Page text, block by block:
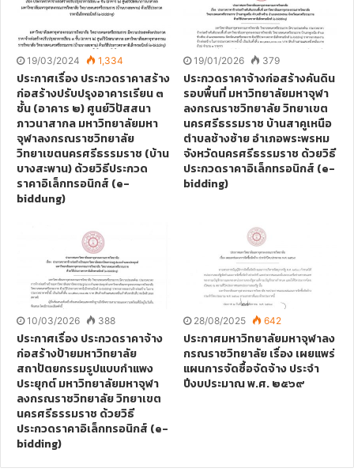
19/03/2024 1,334
ประกาศเรื่อง ประกวดราคาสร้าง
ก่อสร้างปรับปรุงอาคารเรียน ๓
ชั้น (อาคาร ๒) ศูนย์วิปัสสนา
ภาวนาสากล มหาวิทยาลัยมหา
จุฬาลงกรณราชวิทยาลัย
วิทยาเขตนครศรีธรรมราช (บ้าน
บางสะพาน) ด้วยวิธีประกวด
ราคาอิเล็กทรอนิกส์ (e-
biddung)
19/01/2026 379
ประกวดราคาจ้างก่อสร้างคันดิน
รอบพื้นที่ มหาวิทยาลัยมหาจุฬา
ลงกรณราชวิทยาลัย วิทยาเขต
นครศรีธรรมราช บ้านสาคูเหนือ
ตำบลช้างซ้าย อำเภอพระพรหม
จังหวัดนครศรีธรรมราช ด้วยวิธี
ประกวดราคาอิเล็กทรอนิกส์ (e-
bidding)
10/03/2026 388
ประกาศเรื่อง ประกวดราคาจ้าง
ก่อสร้างป้ายมหาวิทยาลัย
สถาปัตยกรรมรูปแบบกำแพง
ประยุกต์ มหาวิทยาลัยมหาจุฬา
ลงกรณราชวิทยาลัย วิทยาเขต
นครศรีธรรมราช ด้วยวิธี
ประกวดราคาอิเล็กทรอนิกส์ (e-
bidding)
28/08/2025 642
ประกาศมหาวิทยาลัยมหาจุฬาลง
กรณราชวิทยาลัย เรื่อง เผยแพร่
แผนการจัดซื้อจัดจ้าง ประจำ
ปีงบประมาณ พ.ศ. ๒๕๖๙